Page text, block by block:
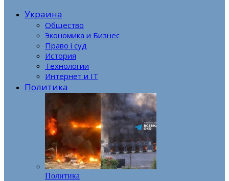
Украина
Общество
Экономика и Бизнес
Право і суд
История
Технологии
Интернет и IT
Политика
Политика